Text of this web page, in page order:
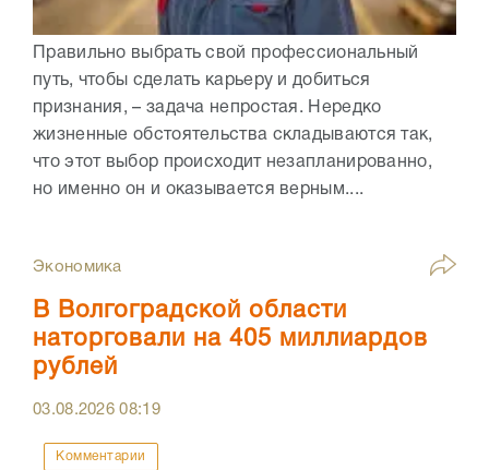
Правильно выбрать свой профессиональный
путь, чтобы сделать карьеру и добиться
признания, – задача непростая. Нередко
жизненные обстоятельства складываются так,
что этот выбор происходит незапланированно,
но именно он и оказывается верным....
Экономика
В Волгоградской области
наторговали на 405 миллиардов
рублей
03.08.202608:19
Комментарии